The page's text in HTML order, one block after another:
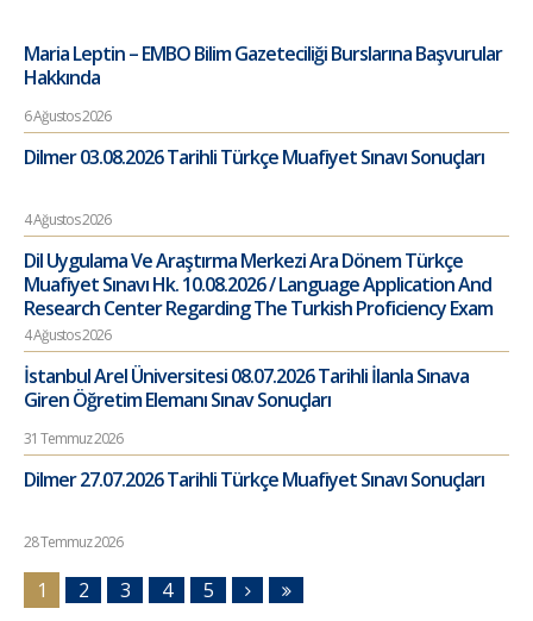
Maria Leptin – EMBO Bilim Gazeteciliği Burslarına Başvurular
Hakkında
6 Ağustos 2026
Dilmer 03.08.2026 Tarihli Türkçe Muafiyet Sınavı Sonuçları
4 Ağustos 2026
Dil Uygulama Ve Araştırma Merkezi Ara Dönem Türkçe
Muafiyet Sınavı Hk. 10.08.2026 / Language Application And
Research Center Regarding The Turkish Proficiency Exam
4 Ağustos 2026
İstanbul Arel Üniversitesi 08.07.2026 Tarihli İlanla Sınava
Giren Öğretim Elemanı Sınav Sonuçları
31 Temmuz 2026
Dilmer 27.07.2026 Tarihli Türkçe Muafiyet Sınavı Sonuçları
28 Temmuz 2026
1 2 3 4 5